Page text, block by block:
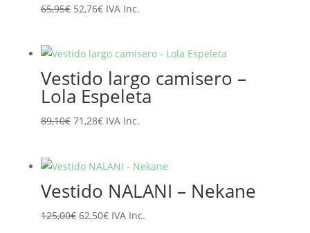
65,95€ El
era:
65,95€.
52,76€El
es:
52,76€.
IVA Inc.
Vestido largo camisero –
Lola Espeleta
89,10€ El
era:
89,10€.
71,28€El
es:
71,28€.
IVA Inc.
Vestido NALANI – Nekane
125,00€ El
62,50€ElIVA Inc.